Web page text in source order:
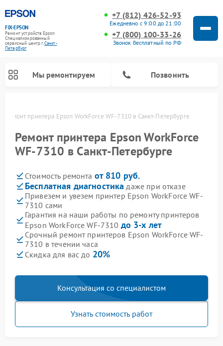
FIX-EPSON
Ремонт устройств Epson
Специализированный
cервисный центр г.Санкт-
Петербург
+7 (812) 426-52-93
Ежедневно с 9:00 до 21:00
+7 (800) 100-33-26
Звонок бесплатный по РФ
Мы ремонтируем Позвонить
Ремонт принтера Epson WorkForce WF-7310 в Санкт-Петербурге
Ремонт принтера Epson WorkForce
WF-7310 в Санкт-Петербурге
Стоимость ремонта от 810 руб.
Бесплатная диагностика даже при отказе
Привезем и увезем принтер Epson WorkForce WF-
7310 сами
Гарантия на наши работы по ремонту принтеров
Epson WorkForce WF-7310 до 3-х лет
Срочный ремонт принтеров Epson WorkForce WF-
7310 в течении часа
Скидка для вас до 20%
Консультация со специалистом
Узнать стоимость работ